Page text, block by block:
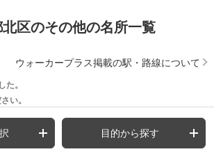
区のその他の名所一覧
ウォーカープラス掲載の駅・路線について
た。
い。
目的から探す